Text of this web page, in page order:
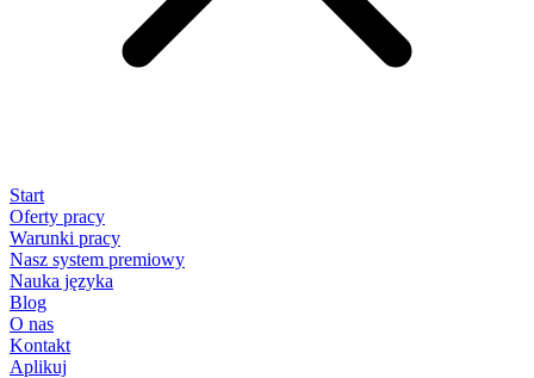
Start
Oferty pracy
Warunki pracy
Nasz system premiowy
Nauka języka
Blog
O nas
Kontakt
Aplikuj